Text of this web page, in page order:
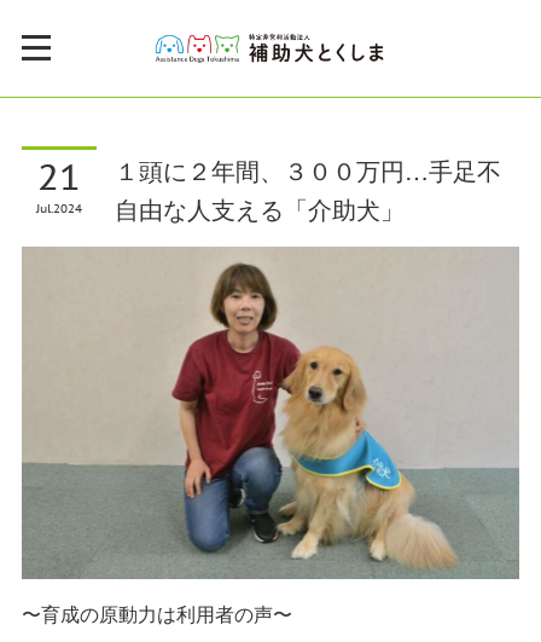
21
Jul2024
１頭に２年間、３００万円…手足不
自由な人支える「介助犬」
〜育成の原動力は利用者の声〜